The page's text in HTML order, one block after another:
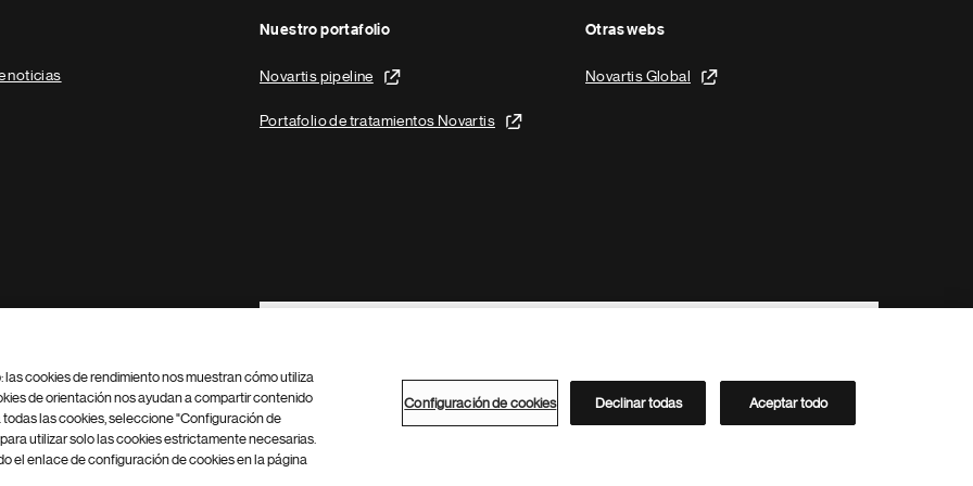
noticias
Nuestro portafolio
Novartis pipeline
Portafolio de tratamientos Novartis
Otras webs
Novartis Global
Footer Site Search
Configuración de cookies Mapa del sitio
Directorio de Novartis
cookies de rendimiento nos muestran cómo utiliza
de orientación nos ayudan a compartir contenido
las cookies, seleccione "Configuración de
utilizar solo las cookies estrictamente necesarias.
el enlace de configuración de cookies en la página
Configuración de cookies Declinar todas Aceptar todo